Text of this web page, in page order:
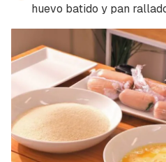
huevo batido y pan